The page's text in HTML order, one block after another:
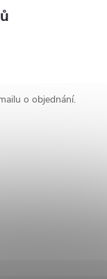
o objednání.